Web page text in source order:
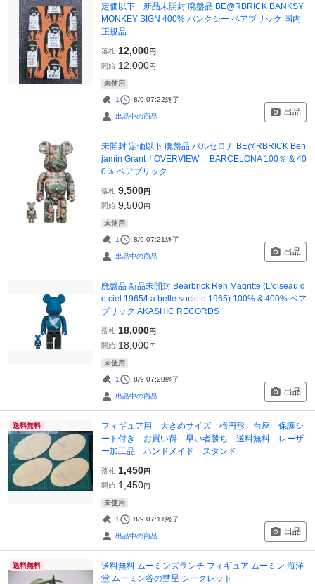
定価以下 新品未開封 廃盤品 BE@RBRICK BANKSY
MONKEY SIGN 400% バンクシー ベアブリック 国内
正規品
落札 12,000円
開始 12,000円
未使用
1 8/9 07:22終了
出品中の商品 出品
未開封 定価以下 廃盤品 バルセロナ BE@RBRICK Ben
jamin Grant「OVERVIEW」 BARCELONA 100％ & 40
0％ ベアブリック
落札 9,500円
開始 9,500円
未使用
1 8/9 07:21終了
出品中の商品 出品
廃盤品 新品未開封 Bearbrick Ren Magritte (L'oiseau d
e ciel 1965/La belle societe 1965) 100% & 400% ベア
ブリック AKASHIC RECORDS
落札 18,000円
開始 18,000円
未使用
1 8/9 07:20終了
出品中の商品 出品
送料無料
フィギュア用 大きめサイズ 楕円形 台座 保護シ
ート付き お買い得 早い者勝ち 送料無料 レーザ
ー加工品 ハンドメイド スタンド
落札 1,450円
開始 1,450円
未使用
1 8/9 07:11終了
出品中の商品 出品
送料無料
送料無料 ムーミンズランチ フィギュア ムーミン 海洋
堂 ムーミン谷の彗星 シークレット